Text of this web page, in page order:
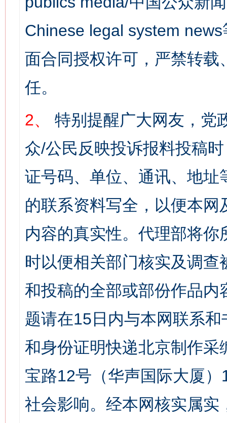
Chinese legal system
面合同授权许可，严禁转
任。
2、
特别提醒广大网友，党
众/公民反映投诉报料投稿
证号码、单位、通讯、地
的联系资料写全，以便本
内容的真实性。代理部将
时以便相关部门核实及调
和投稿的全部或部份作品
题请在15日内与本网联系
和身份证明快递北京制作
宝路12号（华声国际大厦
社会影响。经本网核实属